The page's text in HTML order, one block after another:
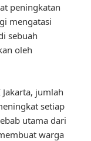
peningkatan
mengatasi
sebuah
oleh
jumlah
setiap
utama dari
warga